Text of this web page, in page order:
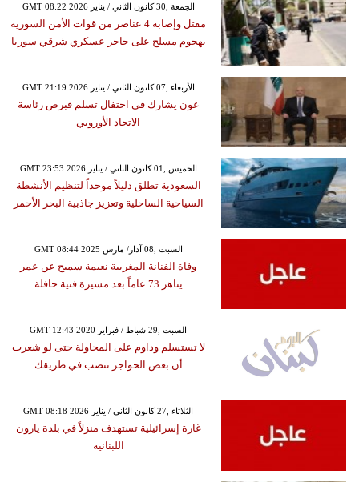
GMT 08:22 2026 الجمعة ,30 كانون الثاني / يناير
مقتل وإصابة 4 عناصر من قوات الأمن السورية
بهجوم مسلح على حاجز عسكري شرقي سوريا
GMT 21:19 2026 الأربعاء ,07 كانون الثاني / يناير
عون يشارك في احتفال تسلم قبرص رئاسة
الاتحاد الأوروبي
GMT 23:53 2026 الخميس ,01 كانون الثاني / يناير
السعودية تطلق دليلاً موحداً لتنظيم الأنشطة
السياحية الساحلية وتعزيز جاذبية البحر الأحمر
GMT 08:44 2025 السبت ,08 آذار/ مارس
وفاة الفنانة المغربية نعيمة سميح عن عمر
يناهز 73 عاماً بعد مسيرة فنية حافلة
GMT 12:43 2020 السبت ,29 شباط / فبراير
لا تستسلم وداوم على المحاولة حتى لو شعرت
أن بعض الحواجز تنصب في طريقك
GMT 08:18 2026 الثلاثاء ,27 كانون الثاني / يناير
غارة إسرائيلية تستهدف منزلاً في بلدة يارون
اللبنانية